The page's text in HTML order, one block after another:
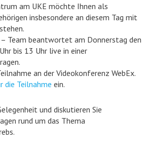
am UKE möchte Ihnen als
insbesondere an diesem Tag mit
– Team beantwortet am Donnerstag den
bis 13 Uhr live in einer
an der Videokonferenz WebEx.
die Teilnahme ein.
und diskutieren Sie
rund um das Thema